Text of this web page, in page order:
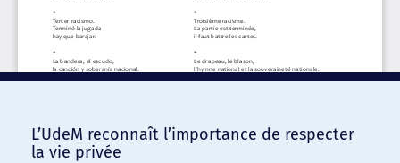
L’UdeM reconnaît l’importance de respecter
la vie privée